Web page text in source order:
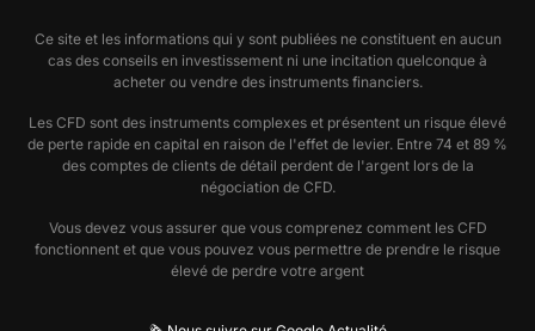
Ce site et les informations qui y sont publiées ne constituent en aucun
cas des conseils en investissement ni une incitation quelconque à
acheter ou vendre des instruments financiers.
Les CFD sont des instruments complexes et présentent un risque élevé
de perte rapide en capital en raison de l'effet de levier. Entre 74 et 89 %
des comptes de clients de détail perdent de l'argent lors de la
négociation de CFD.
Vous devez vous assurer que vous comprenez comment les CFD
fonctionnent et que vous pouvez vous permettre de prendre le risque
élevé de perdre votre argent